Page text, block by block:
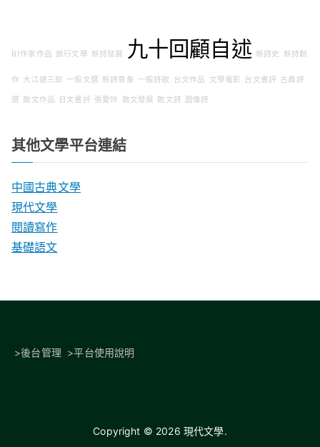
B1作家作品 旅行文學 新詩發展 九十回顧自述 新詩史 新詩創
作 大江健三郎 一般文選 新詩意象 一般詩歌 台文作品 文學電影 台文書評 古典詩
選 散文作品 日文書評 張愛玲 散文發展 散文詩 圖像詩
其他文學平台連結
中國古典文學
現代文學
閱讀寫作
基礎語文
>後台管理 >平台使用說明
Copyright © 2026 現代文學.